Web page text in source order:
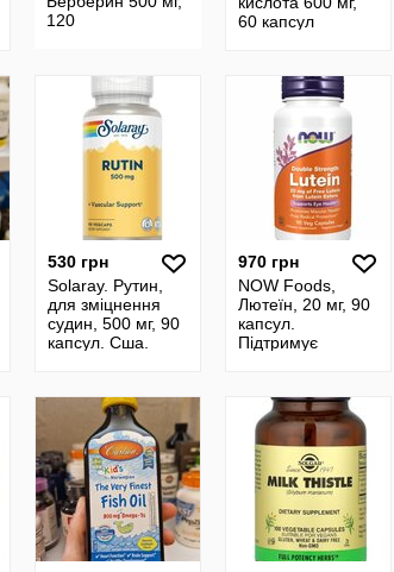
120
60 капсул
530 грн
Solaray. Рутин,
для зміцнення
судин, 500 мг, 90
капсул. Сша.
сосудов, 500 мг
970 грн
NOW Foods,
Лютеїн, 20 мг, 90
капсул.
Підтримує